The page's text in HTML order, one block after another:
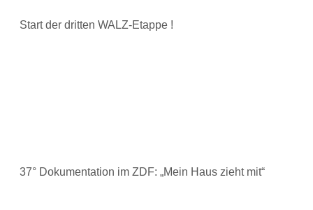
Start der dritten WALZ-Etappe !
37° Dokumentation im ZDF: „Mein Haus zieht mit“